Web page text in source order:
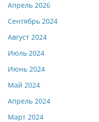
Апрель 2026
Сентябрь 2024
Август 2024
Июль 2024
Июнь 2024
Май 2024
Апрель 2024
Март 2024